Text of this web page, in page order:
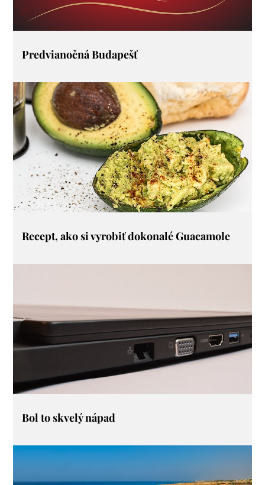
Predvianočná Budapešť
Recept, ako si vyrobiť dokonalé Guacamole
Bol to skvelý nápad